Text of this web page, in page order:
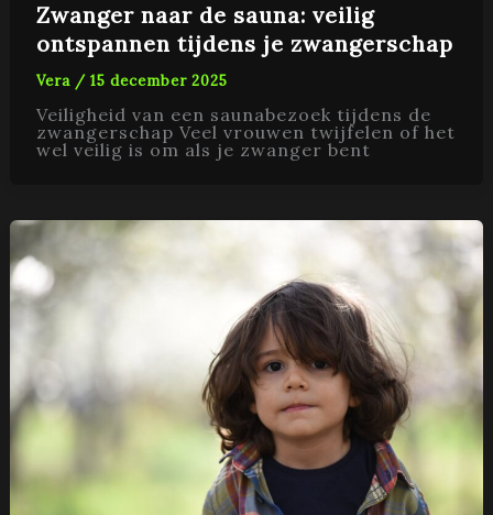
Zwanger naar de sauna: veilig
ontspannen tijdens je zwangerschap
Vera / 15 december 2025
Veiligheid van een saunabezoek tijdens de
zwangerschap Veel vrouwen twijfelen of het
wel veilig is om als je zwanger bent